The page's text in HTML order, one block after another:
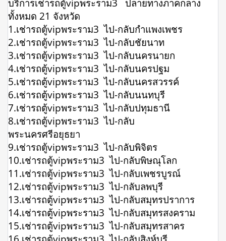
บริการเช่ารถตู้vipพระราม3 ปลายทางภาคกลาง
ทั้งหมด 21 จังหวัด
1.เช่ารถตู้vipพระราม3 ไป-กลับกำแพงเพชร
2.เช่ารถตู้vipพระราม3 ไป-กลับชัยนาท
3.เช่ารถตู้vipพระราม3 ไป-กลับนครนายก
4.เช่ารถตู้vipพระราม3 ไป-กลับนครปฐม
5.เช่ารถตู้vipพระราม3 ไป-กลับนครสวรรค์
6.เช่ารถตู้vipพระราม3 ไป-กลับนนทบุรี
7.เช่ารถตู้vipพระราม3 ไป-กลับปทุมธานี
8.เช่ารถตู้vipพระราม3 ไป-กลับ
พระนครศรีอยุธยา
9.เช่ารถตู้vipพระราม3 ไป-กลับพิจิตร
10.เช่ารถตู้vipพระราม3 ไป-กลับพิษณุโลก
11.เช่ารถตู้vipพระราม3 ไป-กลับเพชรบูรณ์
12.เช่ารถตู้vipพระราม3 ไป-กลับลพบุรี
13.เช่ารถตู้vipพระราม3 ไป-กลับสมุทรปราการ
14.เช่ารถตู้vipพระราม3 ไป-กลับสมุทรสงคราม
15.เช่ารถตู้vipพระราม3 ไป-กลับสมุทรสาคร